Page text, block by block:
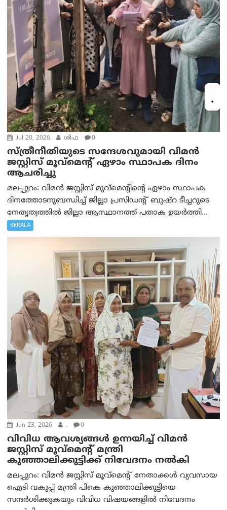
Jul 20, 2026 ശിഫ 0
സ്ത്രീനീതിയുടെ സന്ദേശവുമായി വിമൻ
ജസ്റ്റിസ് മൂവ്‌മെന്റ് ഏഴാം സ്ഥാപക ദിനം
ആചരിച്ചു
മലപ്പുറം: വിമൻ ജസ്റ്റിസ് മൂവ്‌മെന്റിന്റെ ഏഴാം സ്ഥാപക
ദിനത്തോടനുബന്ധിച്ച് ജില്ലാ പ്രസിഡന്റ് ബുഷ്‌റ ടീച്ചറുടെ
നേതൃത്വത്തിൽ ജില്ലാ ആസ്ഥാനത്ത് പതാക ഉയർത്തി...
KERALA
Jun 23, 2026 . 0
വിവിധ ആവശ്യങ്ങൾ ഉന്നയിച്ച് വിമൻ
ജസ്റ്റിസ് മൂവ്‌മെന്റ് മന്ത്രി
കുഞ്ഞാലിക്കുട്ടിക്ക് നിവേദനം നൽകി
മലപ്പുറം: വിമൻ ജസ്റ്റിസ് മൂവ്‌മെന്റ് നേതാക്കൾ വ്യവസായ
ഐടി വകുപ്പ് മന്ത്രി പികെ കുഞ്ഞാലിക്കുട്ടിയെ
സന്ദർശിക്കുകയും വിവിധ വിഷയങ്ങളിൽ നിവേദനം